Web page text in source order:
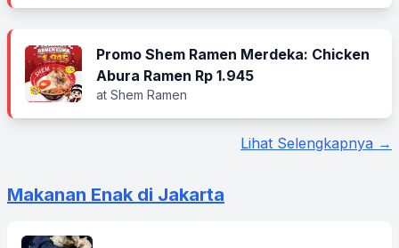
Promo Shem Ramen Merdeka: Chicken
Abura Ramen Rp 1.945
at Shem Ramen
Lihat Selengkapnya →
Makanan Enak di Jakarta